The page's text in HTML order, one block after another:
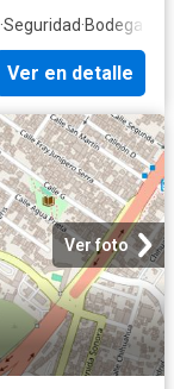
·Seguridad·Bodega
Ver en detalle
Ver foto